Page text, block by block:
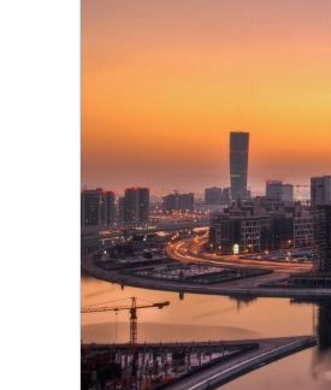
Испания
Казахстан
Канада
Кипр